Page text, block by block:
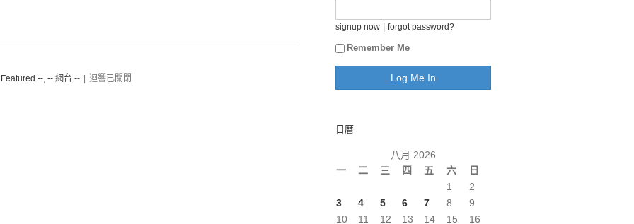
--, -- 網台 -- 迴響已關閉
signup now forgot password?
Remember Me
日曆
八月 2026
一
二 三 四 五 六 日
1
2
3
4 5 6 7 8
9
10
11 12 13 14 15
16